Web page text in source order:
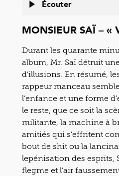
Écouter
MONSIEUR SAÏ – «
Durant les quarante
album, Mr. Saï détruit
d’illusions. En résumé,
rappeur manceau
l’enfance et une forme
le reste, que ce soit la
militante, la machine à
amitiés qui s’effritent
bout de shit ou la
lepénisation des esprits,
flegme et l’air